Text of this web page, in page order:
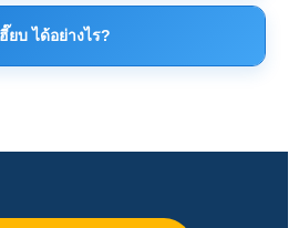
ถและระบบเครนเป็นประจำก่อนใช้
ลอดภัยและประสิทธิภาพสูงสุด
ยบ ได้อย่างไร?